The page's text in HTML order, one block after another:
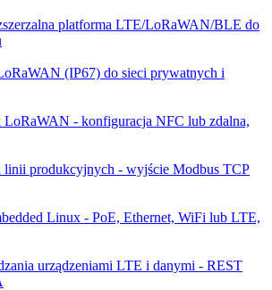
platforma LTE/LoRaWAN/BLE do
(IP67) do sieci prywatnych i
- konfiguracja NFC lub zdalna,
produkcyjnych - wyjście Modbus TCP
Linux - PoE, Ethernet, WiFi lub LTE,
urządzeniami LTE i danymi - REST